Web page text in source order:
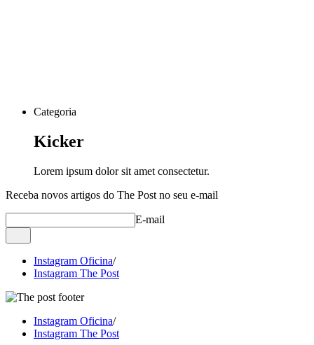
Categoria
Kicker
Lorem ipsum dolor sit amet consectetur.
Receba novos artigos do The Post no seu e-mail
E-mail
Instagram Oficina/
Instagram The Post
Instagram Oficina/
Instagram The Post